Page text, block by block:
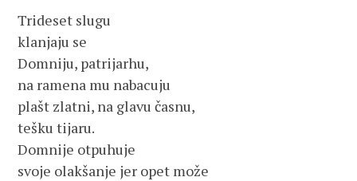
Trideset slugu
klanjaju se
Domniju, patrijarhu,
na ramena mu nabacuju
plašt zlatni, na glavu časnu,
tešku tijaru.
Domnije otpuhuje
svoje olakšanje jer opet može